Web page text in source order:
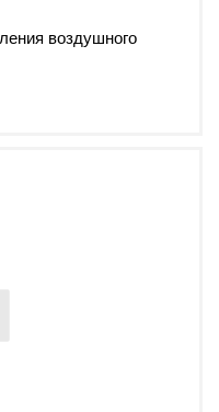
воздушного